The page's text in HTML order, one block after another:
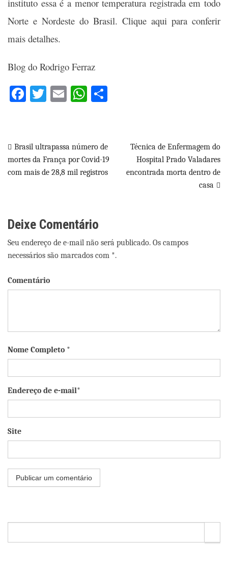
instituto essa é a menor temperatura registrada em todo
Norte e Nordeste do Brasil.Clique aqui para conferir
mais detalhes.
Blog do Rodrigo Ferraz
Facebook
Twitter
EmailWhatsApp
Navegação
de
Brasil ultrapassa número de
mortes da França por Covid-19
com mais de 28,8 mil registros
Técnica de Enfermagem do
Hospital Prado Valadares
encontrada morta dentro de
casa
Deixe Comentário
Seu endereço de e-mail não será publicado. Os campos
necessários são marcados com *.
Comentário
Nome Completo *
Endereço de e-mail*
Site
por: